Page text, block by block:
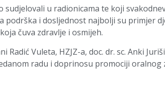
u radionicama te koji
i dosljednost najbolji su primjer
koja čuva zdravlje i osmijeh.
Vuleta, HZJZ-a, doc. dr. sc. Anki
radu i doprinosu promociji oralnog